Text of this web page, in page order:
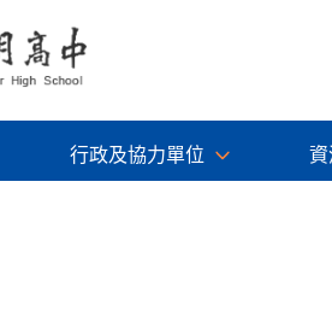
行政及協力單位